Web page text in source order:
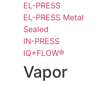
EL-PRESS
EL-PRESS Metal
Sealed
IN-PRESS
IQ+FLOW®
Vapor